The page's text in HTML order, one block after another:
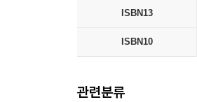
ISBN13
ISBN10
관련분류